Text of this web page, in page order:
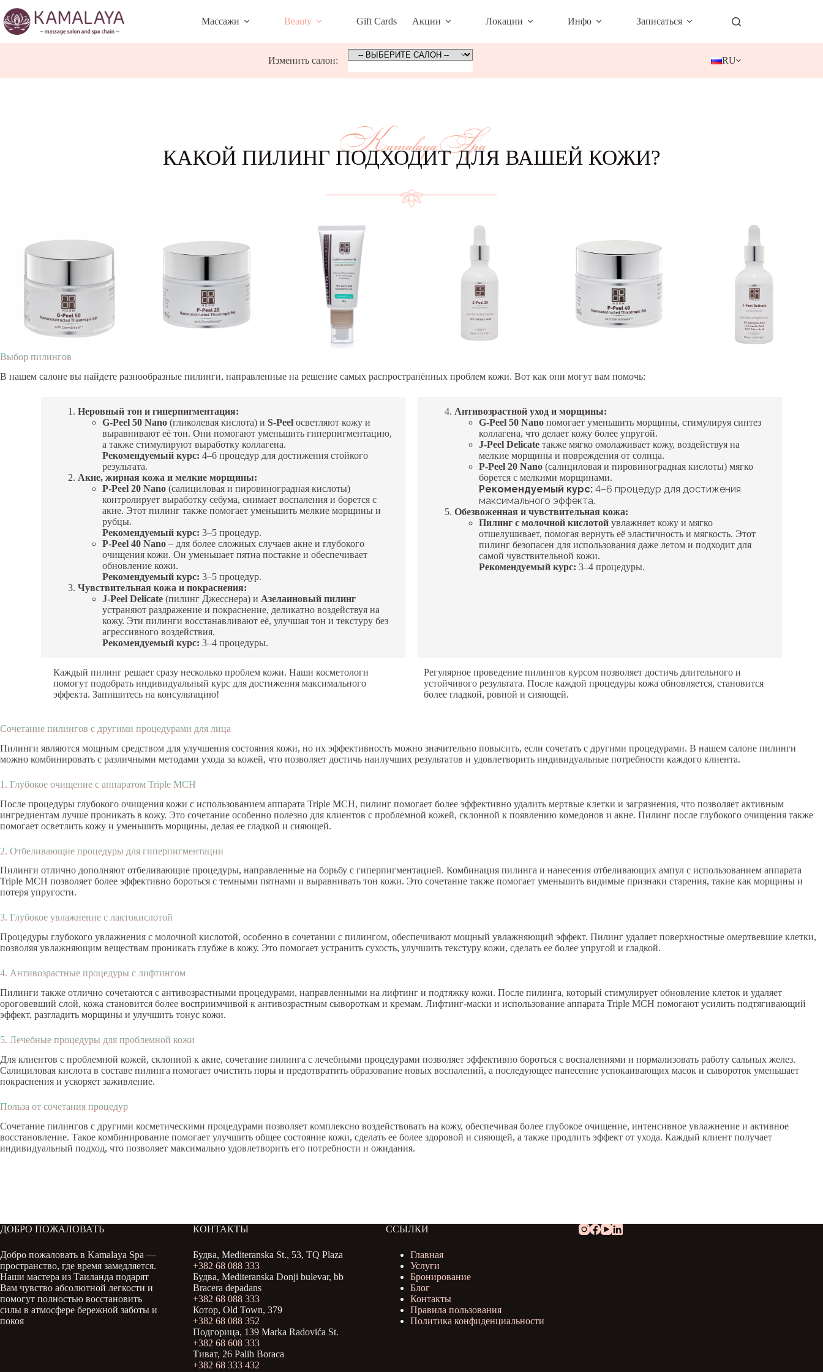
to
content
Массажи Beauty Gift Cards Акции Локации Инфо Записаться
Изменить салон: RU
KamalayaSpa
КАКОЙ ПИЛИНГ ПОДХОДИТ ДЛЯ ВАШЕЙ КОЖИ?
Выбор пилингов
В нашем салоне вы найдете разнообразные пилинги, направленные на решение самых распространённых проблем кожи. Вот как они могут вам помочь:
Неровный тон и гиперпигментация:
G-Peel 50 Nano (гликолевая кислота) иS-Peel осветляют кожу и
выравнивают её тон. Они помогают уменьшить гиперпигментацию,
а также стимулируют выработку коллагена.
Рекомендуемый курс: 4–6 процедур для достижения стойкого
результата.
Акне, жирная кожа и мелкие морщины:
P-Peel 20 Nano (салициловая и пировиноградная кислоты)
контролирует выработку себума, снимает воспаления и борется с
акне. Этот пилинг также помогает уменьшить мелкие морщины и
рубцы.
Рекомендуемый курс: 3–5 процедур.
P-Peel 40 Nano – для более сложных случаев акне и глубокого
очищения кожи. Он уменьшает пятна постакне и обеспечивает
обновление кожи.
Рекомендуемый курс: 3–5 процедур.
Чувствительная кожа и покраснения:
J-Peel Delicate (пилинг Джесснера) и Азелаиновый пилинг
устраняют раздражение и покраснение, деликатно воздействуя на
кожу. Эти пилинги восстанавливают её, улучшая тон и текстуру без
агрессивного воздействия.
Рекомендуемый курс: 3–4 процедуры.
Антивозрастной уход и морщины:
G-Peel 50 Nano помогает уменьшить морщины, стимулируя синтез
коллагена, что делает кожу более упругой.
J-Peel Delicate также мягко омолаживает кожу, воздействуя на
мелкие морщины и повреждения от солнца.
P-Peel 20 Nano (салициловая и пировиноградная кислоты) мягко
борется с мелкими морщинами.
Рекомендуемый курс: 4–6 процедур для достижения
максимального эффекта.
Обезвоженная и чувствительная кожа:
Пилинг с молочной кислотой увлажняет кожу и мягко
отшелушивает, помогая вернуть её эластичность и мягкость. Этот
пилинг безопасен для использования даже летом и подходит для
самой чувствительной кожи.
Рекомендуемый курс: 3–4 процедуры.
Каждый пилинг решает сразу несколько проблем кожи. Наши косметологи
помогут подобрать индивидуальный курс для достижения максимального
эффекта. Запишитесь на консультацию!
Регулярное проведение пилингов курсом позволяет достичь длительного и
устойчивого результата. После каждой процедуры кожа обновляется, становится
более гладкой, ровной и сияющей.
Сочетание пилингов с другими процедурами для лица
Пилинги являются мощным средством для улучшения состояния кожи, но их эффективность можно значительно повысить, если сочетать с другими процедурами. В нашем салоне пилинги
можно комбинировать с различными методами ухода за кожей, что позволяет достичь наилучших результатов и удовлетворить индивидуальные потребности каждого клиента.
1. Глубокое очищение с аппаратом Triple MCH
После процедуры глубокого очищения кожи с использованием аппарата Triple MCH, пилинг помогает более эффективно удалить мертвые клетки и загрязнения, что позволяет активным
ингредиентам лучше проникать в кожу. Это сочетание особенно полезно для клиентов с проблемной кожей, склонной к появлению комедонов и акне. Пилинг после глубокого очищения также
помогает осветлить кожу и уменьшить морщины, делая ее гладкой и сияющей.
2. Отбеливающие процедуры для гиперпигментации
Пилинги отлично дополняют отбеливающие процедуры, направленные на борьбу с гиперпигментацией. Комбинация пилинга и нанесения отбеливающих ампул с использованием аппарата
Triple MCH позволяет более эффективно бороться с темными пятнами и выравнивать тон кожи. Это сочетание также помогает уменьшить видимые признаки старения, такие как морщины и
потеря упругости.
3. Глубокое увлажнение с лактокислотой
Процедуры глубокого увлажнения с молочной кислотой, особенно в сочетании с пилингом, обеспечивают мощный увлажняющий эффект. Пилинг удаляет поверхностные омертвевшие клетки,
позволяя увлажняющим веществам проникать глубже в кожу. Это помогает устранить сухость, улучшить текстуру кожи, сделать ее более упругой и гладкой.
4. Антивозрастные процедуры с лифтингом
Пилинги также отлично сочетаются с антивозрастными процедурами, направленными на лифтинг и подтяжку кожи. После пилинга, который стимулирует обновление клеток и удаляет
ороговевший слой, кожа становится более восприимчивой к антивозрастным сывороткам и кремам. Лифтинг-маски и использование аппарата Triple MCH помогают усилить подтягивающий
эффект, разгладить морщины и улучшить тонус кожи.
5. Лечебные процедуры для проблемной кожи
Для клиентов с проблемной кожей, склонной к акне, сочетание пилинга с лечебными процедурами позволяет эффективно бороться с воспалениями и нормализовать работу сальных желез.
Салициловая кислота в составе пилинга помогает очистить поры и предотвратить образование новых воспалений, а последующее нанесение успокаивающих масок и сывороток уменьшает
покраснения и ускоряет заживление.
Польза от сочетания процедур
Сочетание пилингов с другими косметическими процедурами позволяет комплексно воздействовать на кожу, обеспечивая более глубокое очищение, интенсивное увлажнение и активное
восстановление. Такое комбинирование помогает улучшить общее состояние кожи, сделать ее более здоровой и сияющей, а также продлить эффект от ухода. Каждый клиент получает
индивидуальный подход, что позволяет максимально удовлетворить его потребности и ожидания.
ДОБРО ПОЖАЛОВАТЬ
Добро пожаловать в Kamalaya Spa —
пространство, где время замедляется.
Наши мастера из Таиланда подарят
Вам чувство абсолютной легкости и
помогут полностью восстановить
силы в атмосфере бережной заботы и
покоя
КОНТАКТЫ
Будва, Mediteranska St., 53, TQ Plaza
+382 68 088 333
Будва, Mediteranska Donji bulevar, bb
Bracera depadans
+382 68 088 333
Котор, Old Town, 379
+382 68 088 352
Подгорица, 139 Marka Radovića St.
+382 68 608 333
Тиват, 26 Palih Boraca
+382 68 333 432
ССЫЛКИ
Главная
Услуги
Бронирование
Блог
Контакты
Правила пользования
Политика конфиденциальности